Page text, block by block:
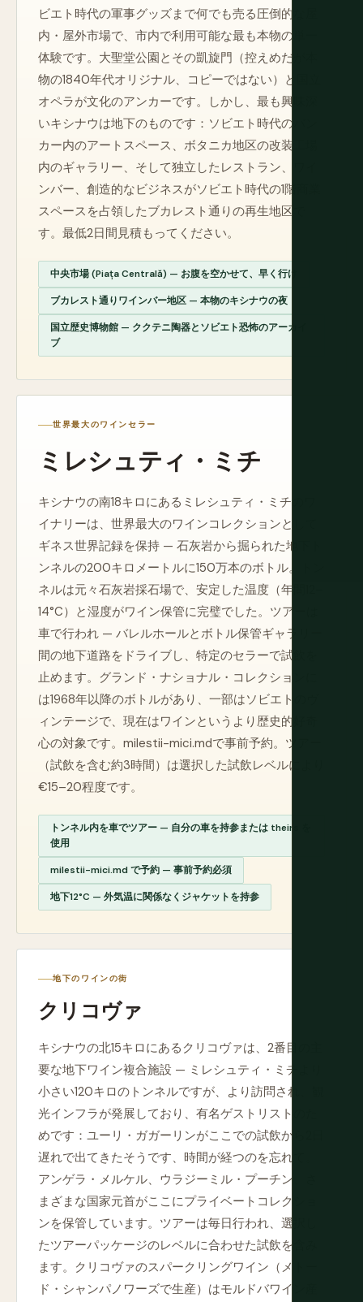
ビエト時代の軍事グッズまで何でも売る圧倒的な屋
内・屋外市場で、市内で利用可能な最も本物の単一
体験です。大聖堂公園とその凱旋門（控えめだが本
物の1840年代オリジナル、コピーではない）と国立
オペラが文化のアンカーです。しかし、最も興味深
いキシナウは地下のものです：ソビエト時代のバン
カー内のアートスペース、ボタニカ地区の改装工場
内のギャラリー、そして独立したレストラン、ワイ
ンバー、創造的なビジネスがソビエト時代の1階商業
スペースを占領したブカレスト通りの再生地区で
す。最低2日間見積もってください。
中央市場 (Piața Centrală) — お腹を空かせて、早く行け
ブカレスト通りワインバー地区 — 本物のキシナウの夜
国立歴史博物館 — ククテニ陶器とソビエト恐怖のアーカイ
ブ
世界最大のワインセラー
ミレシュティ・ミチ
キシナウの南18キロにあるミレシュティ・ミチのワ
イナリーは、世界最大のワインコレクションとして
ギネス世界記録を保持 — 石灰岩から掘られた地下ト
ンネルの200キロメートルに150万本のボトル。トン
ネルは元々石灰岩採石場で、安定した温度（年間12–
14°C）と湿度がワイン保管に完璧でした。ツアーは
車で行われ — バレルホールとボトル保管ギャラリー
間の地下道路をドライブし、特定のセラーで試飲を
止めます。グランド・ナショナル・コレクションに
は1968年以降のボトルがあり、一部はソビエトのヴ
ィンテージで、現在はワインというより歴史的好奇
心の対象です。milestii-mici.mdで事前予約。ツアー
（試飲を含む約3時間）は選択した試飲レベルにより
€15–20程度です。
トンネル内を車でツアー — 自分の車を持参または theirs を
使用
milestii-mici.md で予約 — 事前予約必須
地下12°C — 外気温に関係なくジャケットを持参
地下のワインの街
クリコヴァ
キシナウの北15キロにあるクリコヴァは、2番目の主
要な地下ワイン複合施設 — ミレシュティ・ミチより
小さい120キロのトンネルですが、より訪問され、観
光インフラが発展しており、有名ゲストリストのた
めです：ユーリ・ガガーリンがここでの試飲から2日
遅れで出てきたそうです、時間が経つのを忘れて。
アンゲラ・メルケル、ウラジーミル・プーチン、さ
まざまな国家元首がここにプライベートコレクショ
ンを保管しています。ツアーは毎日行われ、選択し
たツアーパッケージのレベルに合わせた試飲を含み
ます。クリコヴァのスパークリングワイン（メトー
ド・シャンパノワーズで生産）はモルドバワイン産